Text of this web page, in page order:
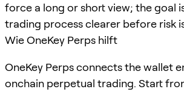
force a long or short view; the goal
trading process clearer before risk
Wie OneKey Perps hilft
OneKey Perps connects the wallet
onchain perpetual trading. Start